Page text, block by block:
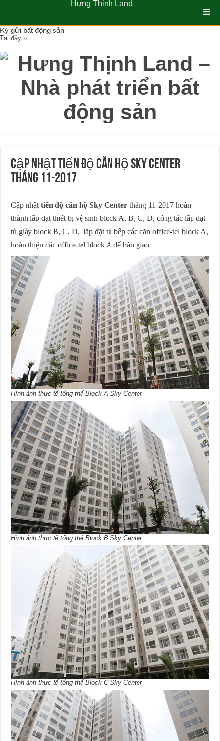
Ký gửi bất động sản
Tại đây ››
Cập nhật tiến độ căn hộ Sky Center
tháng 11-2017
Cập nhậttiến độ căn hộ Sky Center tháng 11-2017 hoàn
thành lắp đặt thiết bị vệ sinh block A, B, C, D, công tác lắp đặt
tủ giày block B, C, D, lắp đặt tủ bếp các căn office-tel block A,
hoàn thiện căn office-tel block A để bàn giao.
Hình ảnh thực tế tổng thể Block A Sky Center
Hình ảnh thực tế tổng thể Block B Sky Center
Hình ảnh thực tế tổng thể Block C Sky Center
Hưng Thịnh Land